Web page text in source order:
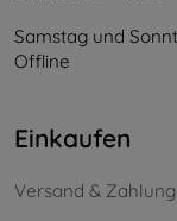
Samstag und
Offline
Einkaufen
Versand & Zahlung